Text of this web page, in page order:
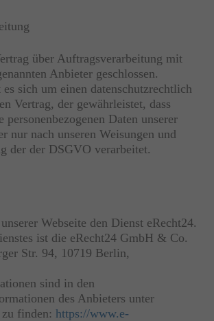
über Auftragsverarbeitung mit
Anbieter geschlossen.
sich um einen datenschutzrechtlich
Vertrag, der gewährleistet, dass
personenbezogenen Daten unserer
nur nach unseren Weisungen und
der der DSGVO verarbeitet.
Webseite den Dienst eRecht24.
ist die eRecht24 GmbH & Co.
Str. 94, 10719 Berlin,
sind in den
des Anbieters unter
finden: https://www.e-